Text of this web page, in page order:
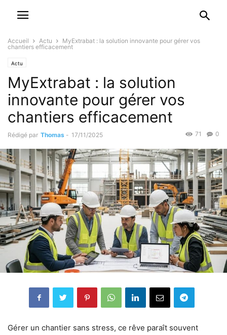
Accueil Actu
MyExtrabat : la solution innovante pour gérer vos
chantiers efficacement
Actu
MyExtrabat : la solution
innovante pour gérer vos
chantiers efficacement
Rédigé par Thomas - 17/11/2025 0
71
Gérer un chantier sans stress, ce rêve paraît souvent